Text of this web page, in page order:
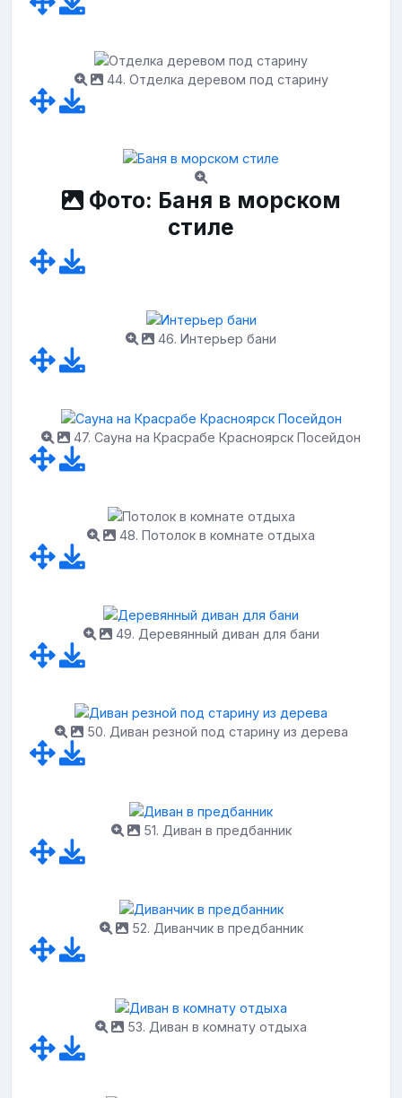
44. Отделка деревом под старину
Фото: Баня в морском
стиле
46. Интерьер бани
47. Сауна на Красрабе Красноярск Посейдон
48. Потолок в комнате отдыха
49. Деревянный диван для бани
50. Диван резной под старину из дерева
51. Диван в предбанник
52. Диванчик в предбанник
53. Диван в комнату отдыха